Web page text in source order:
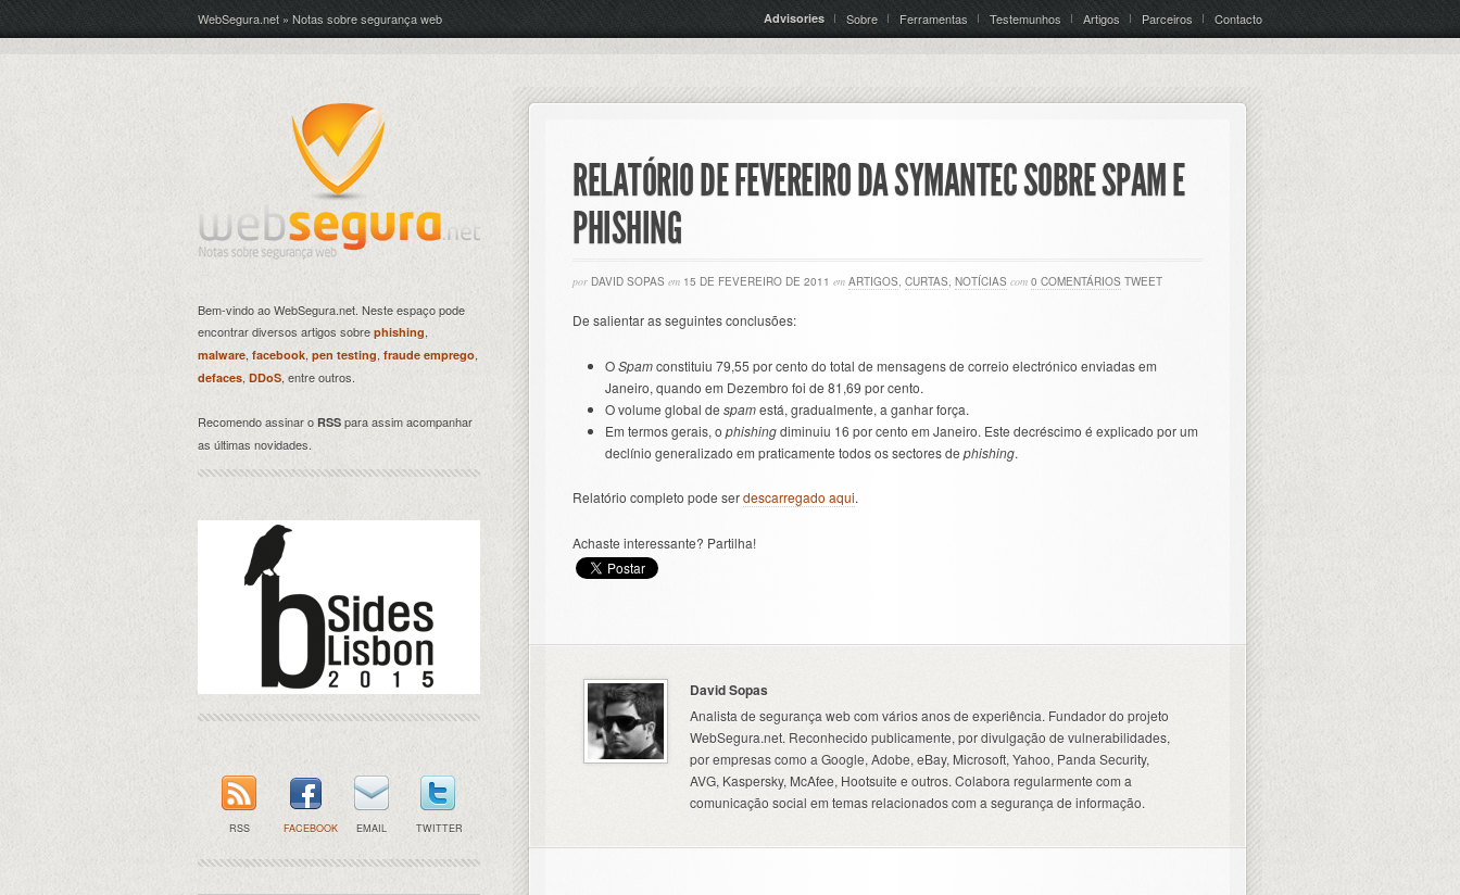
WebSegura.net » Notas sobre segurança web Advisories Sobre Ferramentas Testemunhos Artigos Parceiros Contacto
RELATÓRIO DE FEVEREIRO DA SYMANTEC SOBRE SPAM E
PHISHING
por DAVID SOPAS em 15 DE FEVEREIRO DE 2011 em ARTIGOS, CURTAS, NOTÍCIAS com 0 COMENTÁRIOS TWEET
De salientar as seguintes conclusões:
OSpamconstituiu 79,55 por cento do total de mensagens de correio electrónico enviadas em
Janeiro, quando em Dezembro foi de 81,69 por cento.
O volume global de spamestá, gradualmente, a ganhar força.
Em termos gerais, o phishingdiminuiu 16 por cento em Janeiro. Este decréscimo é explicado por um
declínio generalizado em praticamente todos os sectores de phishing.
Relatório completo pode serdescarregado aqui.
Achaste interessante? Partilha!
David Sopas
Analista de segurança web com vários anos de experiência. Fundador do projeto
WebSegura.net. Reconhecido publicamente, por divulgação de vulnerabilidades,
por empresas como a Google, Adobe, eBay, Microsoft, Yahoo, Panda Security,
AVG, Kaspersky, McAfee, Hootsuite e outros. Colabora regularmente com a
comunicação social em temas relacionados com a segurança de informação.
Bem-vindo ao WebSegura.net. Neste espaço pode
encontrar diversos artigos sobre phishing,
malware, facebook, pen testing, fraude emprego,
defaces DDoS, entre outros.
Recomendo assinar o RSS para assim acompanhar
as últimas novidades.
RSS FACEBOOK EMAIL TWITTER